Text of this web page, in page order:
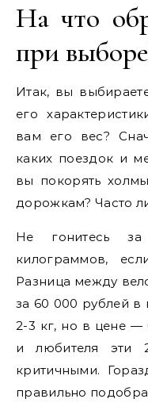
На что
при
Итак, вы
его
вам его вес?
каких поездок и
вы покорять
дорожкам? Часто
Не гонитесь
килограммов,
Разница между
за 60 000 рублей в
2-3 кг, но в цене —
и любителя эти
критичными.
правильно